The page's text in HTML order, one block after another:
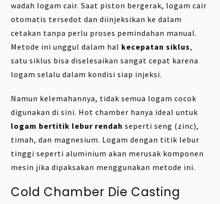
wadah logam cair. Saat piston bergerak, logam cair
otomatis tersedot dan diinjeksikan ke dalam
cetakan tanpa perlu proses pemindahan manual.
Metode ini unggul dalam hal kecepatan siklus,
satu siklus bisa diselesaikan sangat cepat karena
logam selalu dalam kondisi siap injeksi.
Namun kelemahannya, tidak semua logam cocok
digunakan di sini. Hot chamber hanya ideal untuk
logam bertitik lebur rendah seperti seng (zinc),
timah, dan magnesium. Logam dengan titik lebur
tinggi seperti aluminium akan merusak komponen
mesin jika dipaksakan menggunakan metode ini.
Cold Chamber Die Casting